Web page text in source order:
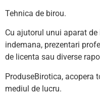
Tehnica de birou.
Cu ajutorul unui aparat
indemana, prezentari
de licenta sau diverse
ProduseBirotica, acopera
mediul de lucru.